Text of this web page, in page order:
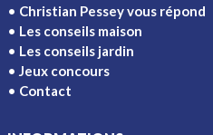
Christian Pessey vous répond
Les conseils maison
Les conseils jardin
Jeux concours
Contact